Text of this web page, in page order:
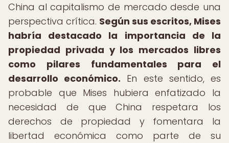
China al capitalismo de mercado desde una
perspectiva crítica. Según sus escritos, Mises
habría destacado la importancia de la
propiedad privada y los mercados libres
como pilares fundamentales para el
desarrollo económico. En este sentido, es
probable que Mises hubiera enfatizado la
necesidad de que China respetara los
derechos de propiedad y fomentara la
libertad económica como parte de su